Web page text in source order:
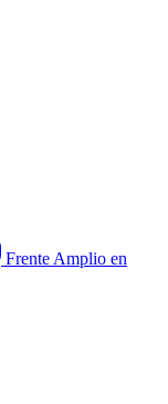
Frente Amplio en